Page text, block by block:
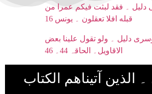
دلیل ۔ فقد لبثت فيكم عمرا من
قبله افلا تعقلون ۔ یونس 16
دلیل ۔ ولو تقول علينا بعض
الاقاويل۔ الحاقہ 44۔ 46
الذين آتيناهم الكتاب